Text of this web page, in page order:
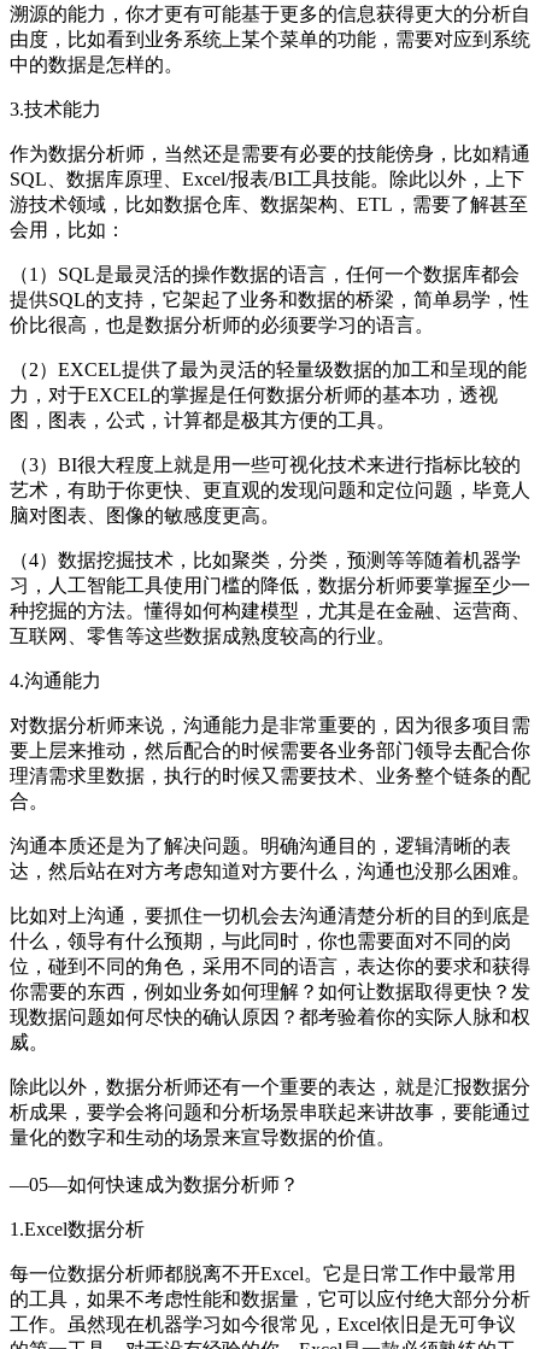
溯源的能力，你才更有可能基于更多的信息获得更大的分析自
由度，比如看到业务系统上某个菜单的功能，需要对应到系统
中的数据是怎样的。
3.技术能力
作为数据分析师，当然还是需要有必要的技能傍身，比如精通
SQL、数据库原理、Excel/报表/BI工具技能。除此以外，上下
游技术领域，比如数据仓库、数据架构、ETL，需要了解甚至
会用，比如：
（1）SQL是最灵活的操作数据的语言，任何一个数据库都会
提供SQL的支持，它架起了业务和数据的桥梁，简单易学，性
价比很高，也是数据分析师的必须要学习的语言。
（2）EXCEL提供了最为灵活的轻量级数据的加工和呈现的能
力，对于EXCEL的掌握是任何数据分析师的基本功，透视
图，图表，公式，计算都是极其方便的工具。
（3）BI很大程度上就是用一些可视化技术来进行指标比较的
艺术，有助于你更快、更直观的发现问题和定位问题，毕竟人
脑对图表、图像的敏感度更高。
（4）数据挖掘技术，比如聚类，分类，预测等等随着机器学
习，人工智能工具使用门槛的降低，数据分析师要掌握至少一
种挖掘的方法。懂得如何构建模型，尤其是在金融、运营商、
互联网、零售等这些数据成熟度较高的行业。
4.沟通能力
对数据分析师来说，沟通能力是非常重要的，因为很多项目需
要上层来推动，然后配合的时候需要各业务部门领导去配合你
理清需求里数据，执行的时候又需要技术、业务整个链条的配
合。
沟通本质还是为了解决问题。明确沟通目的，逻辑清晰的表
达，然后站在对方考虑知道对方要什么，沟通也没那么困难。
比如对上沟通，要抓住一切机会去沟通清楚分析的目的到底是
什么，领导有什么预期，与此同时，你也需要面对不同的岗
位，碰到不同的角色，采用不同的语言，表达你的要求和获得
你需要的东西，例如业务如何理解？如何让数据取得更快？发
现数据问题如何尽快的确认原因？都考验着你的实际人脉和权
威。
除此以外，数据分析师还有一个重要的表达，就是汇报数据分
析成果，要学会将问题和分析场景串联起来讲故事，要能通过
量化的数字和生动的场景来宣导数据的价值。
—05—如何快速成为数据分析师？
1.Excel数据分析
每一位数据分析师都脱离不开Excel。它是日常工作中最常用
的工具，如果不考虑性能和数据量，它可以应付绝大部分分析
工作。虽然现在机器学习如今很常见，Excel依旧是无可争议